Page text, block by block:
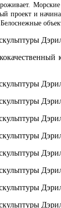
Морские
проект и
Белоснежные